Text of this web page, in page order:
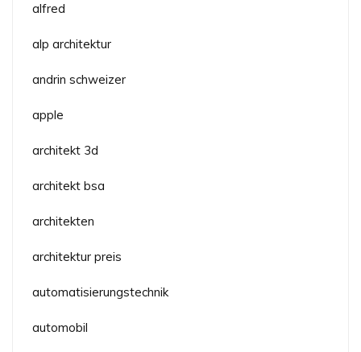
alfred
alp architektur
andrin schweizer
apple
architekt 3d
architekt bsa
architekten
architektur preis
automatisierungstechnik
automobil